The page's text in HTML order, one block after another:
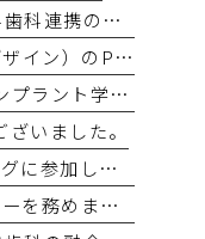
糖尿病患者における医科歯科連携の制度
TDS（タカラスペースデザイン）のPVに参加するため撮影を行いました。
KAOMI（韓国顎顔面インプラント学会）に参加してきました！
いました。
ディレクターミーティングに参加しました。
私田中浩太がディレクターを務めます🦷 OSSTEM Implant Basic Course 2025 in OIC Master the Basics ― 基礎こそ真髄！“できない”を“できる”に変える6日間